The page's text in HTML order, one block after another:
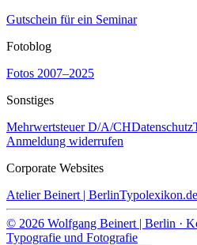
Gutschein für ein Seminar
Fotoblog
Fotos 2007–2025
Sonstiges
Mehrwertsteuer D/A/CHDatenschutz
Anmeldung widerrufen
Corporate Websites
Atelier Beinert | BerlinTypolexikon.de
© 2026 Wolfgang Beinert | Berlin ·
Typografie und Fotografie